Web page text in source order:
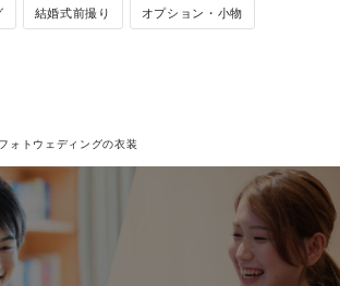
結婚式前撮り オプション・小物
ォトウェディングの衣装